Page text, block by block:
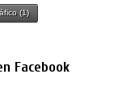
(1)
Facebook